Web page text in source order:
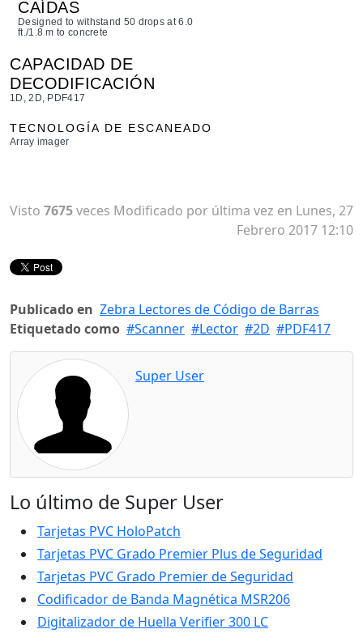
CAÍDAS
Designed to withstand 50 drops at 6.0
ft./1.8 m to concrete
CAPACIDAD DE
DECODIFICACIÓN
1D, 2D, PDF417
TECNOLOGÍA DE ESCANEADO
Array imager
Visto 7675veces Modificado por última vez en Lunes, 27
Febrero 2017 12:10
Publicado en Zebra Lectores de Código de Barras
Etiquetado como
Scanner Lector 2D PDF417
Super User
Lo último de Super User
Tarjetas PVC HoloPatch
Tarjetas PVC Grado Premier Plus de Seguridad
Tarjetas PVC Grado Premier de Seguridad
Codificador de Banda Magnética MSR206
Digitalizador de Huella Verifier 300 LC